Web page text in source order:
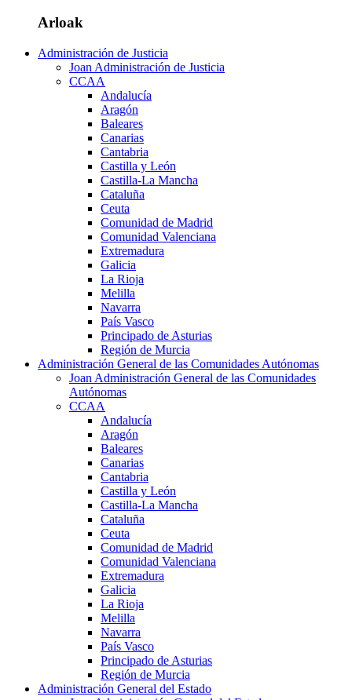
Arloak
Administración de Justicia
Joan Administración de Justicia
CCAA
Andalucía
Aragón
Baleares
Canarias
Cantabria
Castilla y León
Castilla-La Mancha
Cataluña
Ceuta
Comunidad de Madrid
Comunidad Valenciana
Extremadura
Galicia
La Rioja
Melilla
Navarra
País Vasco
Principado de Asturias
Región de Murcia
Administración General de las Comunidades Autónomas
Joan Administración General de las Comunidades
Autónomas
CCAA
Andalucía
Aragón
Baleares
Canarias
Cantabria
Castilla y León
Castilla-La Mancha
Cataluña
Ceuta
Comunidad de Madrid
Comunidad Valenciana
Extremadura
Galicia
La Rioja
Melilla
Navarra
País Vasco
Principado de Asturias
Región de Murcia
Administración General del Estado